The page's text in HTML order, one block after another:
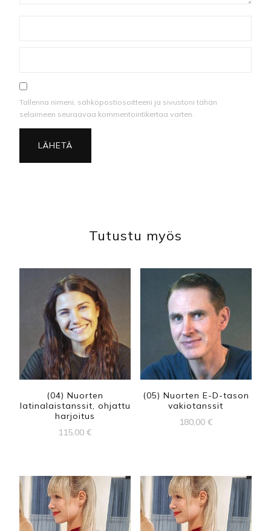
Tallenna nimeni, sähköpostiosoitteeni ja sivustoni tähän
selaimeen seuraavaa kommentointikertaa varten.
Tutustu myös
(04) Nuorten
latinalaistanssit, ohjattu
harjoitus
115,00€
(05) Nuorten E-D-tason
vakiotanssit
180,00 €